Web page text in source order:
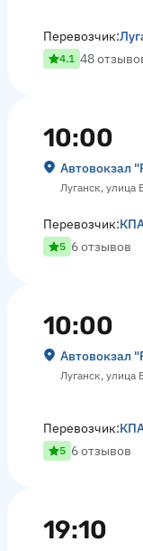
Перевозчик:
4.1 48
10:00
Автовокзал
Луганск, улица
Перевозчик:
5 6 отзывов
10:00
Автовокзал
Луганск, улица
Перевозчик:
5 6 отзывов
19:10